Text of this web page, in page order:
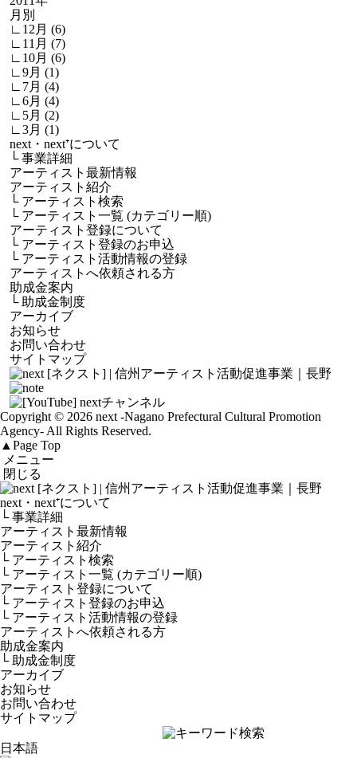
月別
∟12月 (6)
∟11月 (7)
∟10月 (6)
∟9月 (1)
∟7月 (4)
∟6月 (4)
∟5月 (2)
∟3月 (1)
next・next⁺について
└事業詳細
アーティスト最新情報
アーティスト紹介
└ アーティスト検索
└ アーティスト一覧 (カテゴリー順)
アーティスト登録について
└ アーティスト登録のお申込
└ アーティスト活動情報の登録
アーティストへ依頼される方
助成金案内
└ 助成金制度
アーカイブ
お知らせ
お問い合わせ
サイトマップ
Copyright © 2026 next -Nagano Prefectural Cultural Promotion
Agency- All Rights Reserved.
▲ Page Top
メニュー
閉じる
next・next⁺について
└ 事業詳細
アーティスト最新情報
アーティスト紹介
└ アーティスト検索
└ アーティスト一覧 (カテゴリー順)
アーティスト登録について
└ アーティスト登録のお申込
└ アーティスト活動情報の登録
アーティストへ依頼される方
助成金案内
└ 助成金制度
アーカイブ
お知らせ
お問い合わせ
サイトマップ